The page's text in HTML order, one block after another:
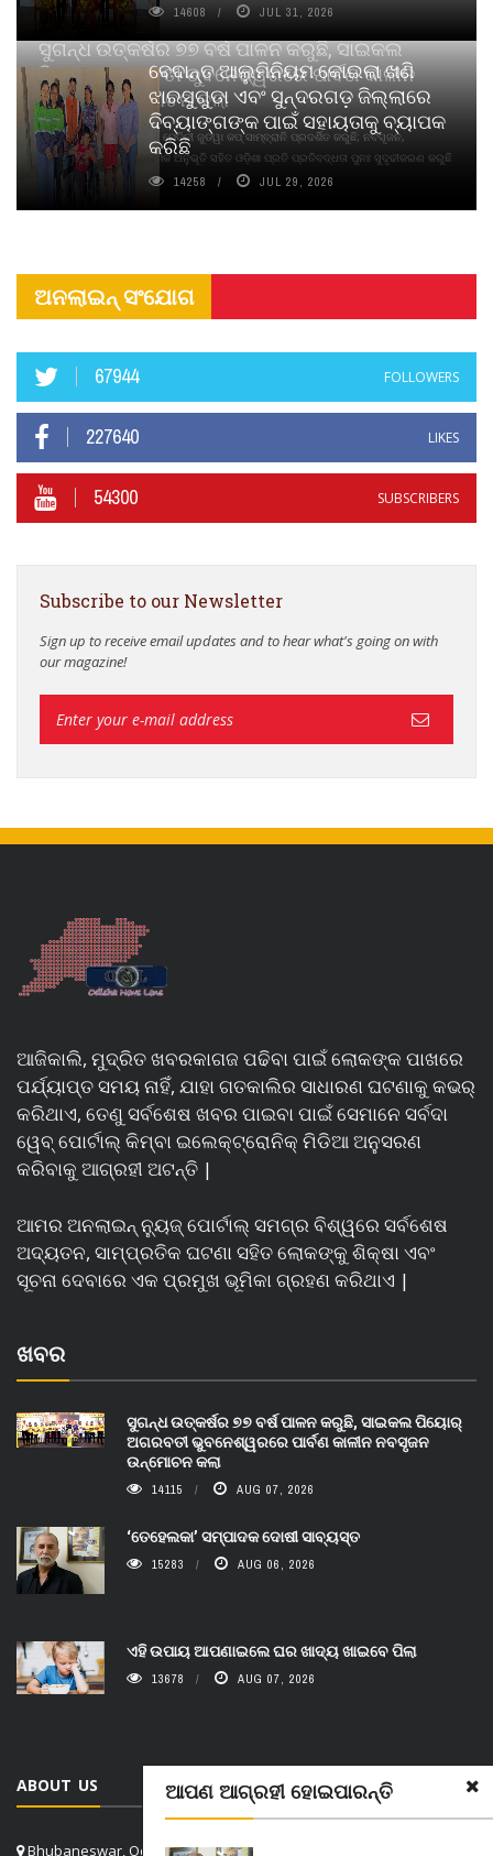
ଆପଣ ଆଗ୍ରହୀ ହୋଇପାରନ୍ତି
ସୁଗନ୍ଧ ଉତ୍କର୍ଷର ୭୭ ବର୍ଷ ପାଳନ କରୁଛି, ସାଇକଲ
ପିୟୋର୍‌ ଅଗରବତୀ ଭୁବନେଶ୍ୱରରେ ପାର୍ବଣ କାଳୀନ
ନବସୃଜନ ଉନ୍ମୋଚନ କଲା
ବାଉଁଶ ବିହୀନ କଠିନ ଧୂପ ଏବଂ ମେଦିନୀ ଜୁଡୱା କପ୍‌ ସାମ୍ବ୍ରାନି ପ୍ରଦର୍ଶିତ କରୁଛି; ନବସୃଜନ,
ଦୀର୍ଘସ୍ଥାୟିତା ଏବଂ ଆଧ୍ୟାତ୍ମିକ ଅନୁଭୂତି ସହିତ ଓଡ଼ିଶା ପ୍ରତି ପ୍ରତିବଦ୍ଧତା ପୁନଃ ସୁଦୃଢୀକରଣ କରୁଛି
14608 JUL 31, 2026
ବେଦାନ୍ତ ଆଲୁମିନିୟମ କୋଇଲା ଖଣି
ଝାରସୁଗୁଡା ଏବଂ ସୁନ୍ଦରଗଡ଼ ଜିଲ୍ଲାରେ
ଦିବ୍ୟାଙ୍ଗଙ୍କ ପାଇଁ ସହାୟତାକୁ ବ୍ୟାପକ
କରିଛି
14258 JUL 29, 2026
ଅନଲାଇନ୍ ସଂଯୋଗ
67944 FOLLOWERS
227640 LIKES
54300 SUBSCRIBERS
Subscribe to our Newsletter
Sign up to receive email updates and to hear what's going on with
our magazine!
ଆଜିକାଲି, ମୁଦ୍ରିତ ଖବରକାଗଜ ପଢିବା ପାଇଁ ଲୋକଙ୍କ ପାଖରେ
ପର୍ଯ୍ୟାପ୍ତ ସମୟ ନାହିଁ, ଯାହା ଗତକାଲିର ସାଧାରଣ ଘଟଣାକୁ କଭର୍
କରିଥାଏ, ତେଣୁ ସର୍ବଶେଷ ଖବର ପାଇବା ପାଇଁ ସେମାନେ ସର୍ବଦା
ୱେବ୍ ପୋର୍ଟାଲ୍ କିମ୍ବା ଇଲେକ୍ଟ୍ରୋନିକ୍ ମିଡିଆ ଅନୁସରଣ
କରିବାକୁ ଆଗ୍ରହୀ ଅଟନ୍ତି |
ଆମର ଅନଲାଇନ୍ ନ୍ୟୁଜ୍ ପୋର୍ଟାଲ୍ ସମଗ୍ର ବିଶ୍ୱରେ ସର୍ବଶେଷ
ଅଦ୍ୟତନ, ସାମ୍ପ୍ରତିକ ଘଟଣା ସହିତ ଲୋକଙ୍କୁ ଶିକ୍ଷା ଏବଂ
ସୂଚନା ଦେବାରେ ଏକ ପ୍ରମୁଖ ଭୂମିକା ଗ୍ରହଣ କରିଥାଏ |
ଖବର
ସୁଗନ୍ଧ ଉତ୍କର୍ଷର ୭୭ ବର୍ଷ ପାଳନ କରୁଛି, ସାଇକଲ ପିୟୋର୍‌
ଅଗରବତୀ ଭୁବନେଶ୍ୱରରେ ପାର୍ବଣ କାଳୀନ ନବସୃଜନ
ଉନ୍ମୋଚନ କଲା
14115 AUG 07, 2026
‘ତେହେଲକା’ ସମ୍ପାଦକ ଦୋଷୀ ସାବ୍ୟସ୍ତ
15283 AUG 06, 2026
ଏହି ଉପାୟ ଆପଣାଇଲେ ଘର ଖାଦ୍ୟ ଖାଇବେ ପିଲା
13678 AUG 07, 2026
ABOUT US
Bhubaneswar, Odisha, India